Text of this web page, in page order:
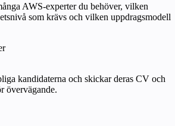
AWS-experter du behöver, vilken
som krävs och vilken uppdragsmodell
kandidaterna och skickar deras CV och
övervägande.